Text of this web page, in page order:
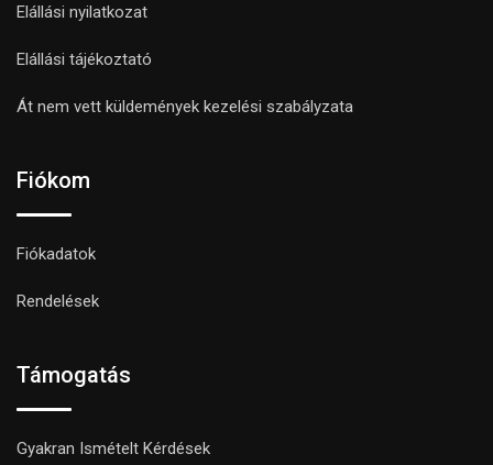
Elállási nyilatkozat
Elállási tájékoztató
Át nem vett küldemények kezelési szabályzata
Fiókom
Fiókadatok
Rendelések
Támogatás
Gyakran Ismételt Kérdések